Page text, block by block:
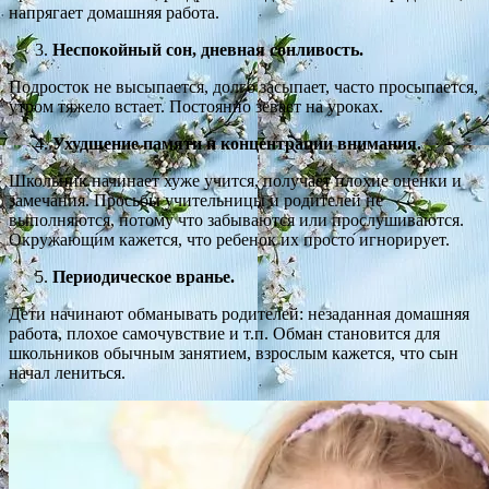
напрягает домашняя работа.
Неспокойный сон, дневная сонливость.
Подросток не высыпается, долго засыпает, часто просыпается,
утром тяжело встает. Постоянно зевает на уроках.
Ухудшение памяти и концентрации внимания.
Школьник начинает хуже учится, получает плохие оценки и
замечания. Просьбы учительницы и родителей не
выполняются, потому что забываются или прослушиваются.
Окружающим кажется, что ребенок их просто игнорирует.
Периодическое вранье.
Дети начинают обманывать родителей: незаданная домашняя
работа, плохое самочувствие и т.п. Обман становится для
школьников обычным занятием, взрослым кажется, что сын
начал лениться.